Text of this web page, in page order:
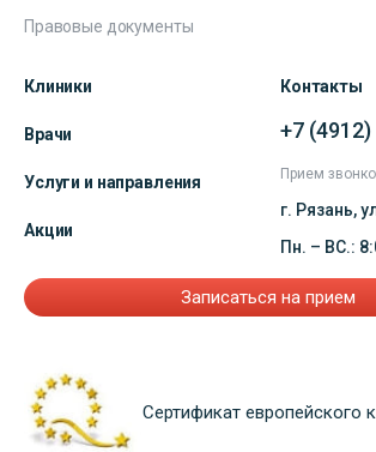
Правовые документы
Клиники
Врачи
Услуги и направления
Акции
Контакты
+7
Прием
г. Рязань,
Пн. – ВС.:
Записаться на прием
Сертификат европейского